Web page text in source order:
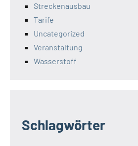
Streckenausbau
Tarife
Uncategorized
Veranstaltung
Wasserstoff
Schlagwörter